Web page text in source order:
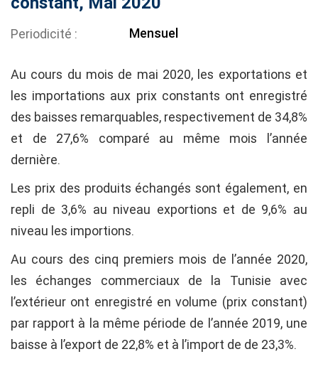
Periodicité Mensuel
Au cours du mois de mai 2020, les exportations et
les importations aux prix constants ont enregistré
des baisses remarquables, respectivement de 34,8%
et de 27,6% comparé au même mois l’année
dernière.
Les prix des produits échangés sont également, en
repli de 3,6% au niveau exportions et de 9,6% au
niveau les importions.
Au cours des cinq premiers mois de l’année 2020,
les échanges commerciaux de la Tunisie avec
l’extérieur ont enregistré en volume (prix constant)
par rapport à la même période de l’année 2019, une
baisse à l’export de 22,8% et à l’import de de 23,3%.